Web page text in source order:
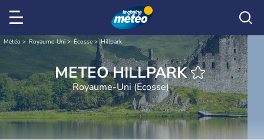
Météo Royaume-Uni Écosse Hillpark
METEO HILLPARK
Royaume-Uni (Écosse)